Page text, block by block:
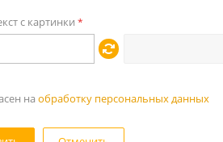
с картинки *
на обработку персональных данных